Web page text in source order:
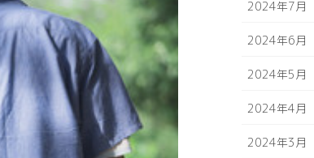
2024年7月
2024年6月
2024年5月
2024年4月
2024年3月